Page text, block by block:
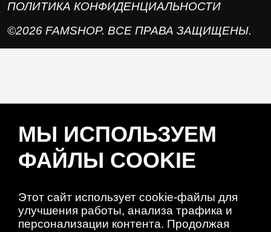
ПОЛИТИКА КОНФИДЕНЦИАЛЬНОСТИ
©2026 FAMSHOP. ВСЕ ПРАВА ЗАЩИЩЕНЫ.
МЫ ИСПОЛЬЗУЕМ
ФАЙЛЫ COOKIE
Этот сайт использует cookie-файлы для
улучшения работы, анализа трафика и
персонализации контента. Продолжая